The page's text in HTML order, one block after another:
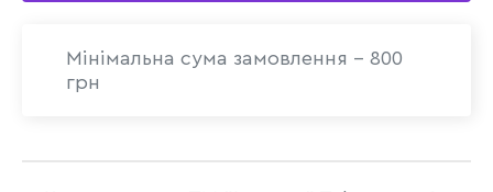
Мінімальна сума замовлення - 800
грн